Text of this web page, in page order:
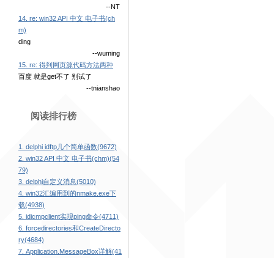
--NT
14. re: win32 API 中文 电子书(ch
m)
ding
--wuming
15. re: 得到网页源代码方法两种
百度 就是get不了 别试了
--tnianshao
阅读排行榜
1. delphi idftp几个简单函数(9672)
2. win32 API 中文 电子书(chm)(54
79)
3. delphi自定义消息(5010)
4. win32汇编用到的nmake.exe下
载(4938)
5. idicmpclient实现ping命令(4711)
6. forcedirectories和CreateDirecto
ry(4684)
7. Application.MessageBox详解(41